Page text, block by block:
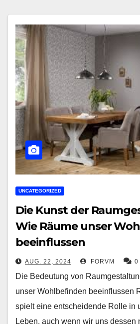
UNCATEGORIZED
Die Kunst der
Wie Räume unser
beeinflussen
AUG. 22, 2024 FORVM 0
Die Bedeutung von
unser Wohlbefinden beeinflussen
spielt eine entscheidende Rolle in
Leben, auch wenn wir uns dessen